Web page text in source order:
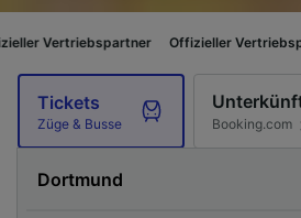
Offizieller Vertriebspartner
Tickets
Züge & Busse Booking.com